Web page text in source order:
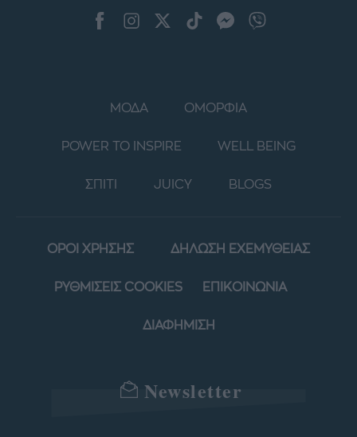
ΜΟΔΑ ΟΜΟΡΦΙΑ
POWER TO INSPIRE WELL BEING
ΣΠΙΤΙ JUICY BLOGS
ΟΡΟΙ ΧΡΗΣΗΣ ΔΗΛΩΣΗ ΕΧΕΜΥΘΕΙΑΣ
ΡΥΘΜΙΣΕΙΣ COOKIES ΕΠΙΚΟΙΝΩΝΙΑ
ΔΙΑΦΗΜΙΣΗ
Newsletter